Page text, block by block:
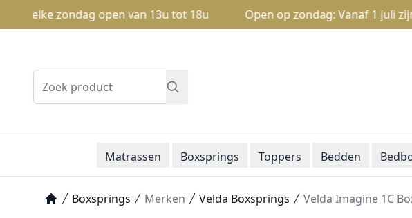
zondag open van 13u tot 18u Open op zondag: Vanaf 1 juli zijn
Zoeken
Matrassen Boxsprings Toppers Bedden
Boxsprings Merken Velda Boxsprings Velda Imagine 1C